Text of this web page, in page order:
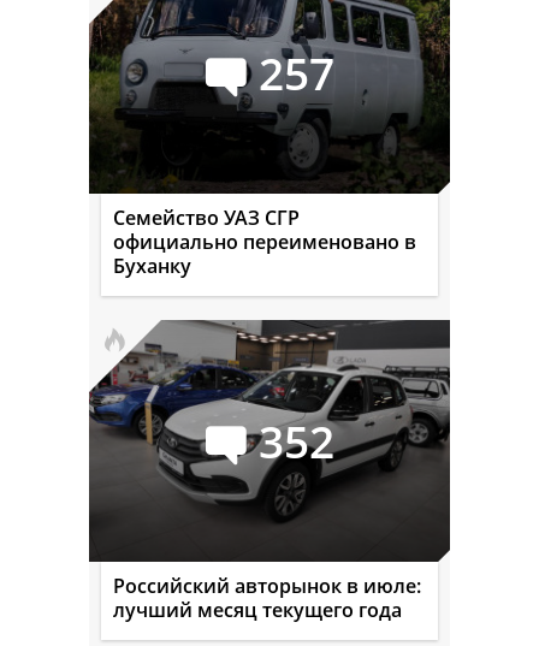
257
Семейство УАЗ СГР
официально переименовано в
Буханку
352
Российский авторынок в июле:
лучший месяц текущего года